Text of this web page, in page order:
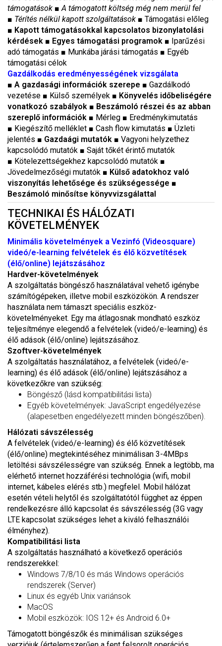
támogatások ■A támogatott költség még nem merül fel
■ Térítés nélkül kapott szolgáltatások ■ Támogatási előleg
■ Kapott támogatásokkal kapcsolatos bizonylatolási
kérdések ■ Egyes támogatási programok ■ Iparűzési
adó támogatás ■ Munkába járási támogatás ■ Egyéb
támogatási célok
Gazdálkodás eredményességének vizsgálata
■ A gazdasági információk szerepe ■ Gazdálkodó
vezetése ■ Külső személyek ■ Könyvelés időbeliségére
vonatkozó szabályok ■ Beszámoló részei és az abban
szereplő információk ■ Mérleg ■ Eredménykimutatás
■ Kiegészítő melléklet ■ Cash flow kimutatás ■ Üzleti
jelentés ■ Gazdaági mutatók ■ Vagyoni helyzethez
kapcsolódó mutatók ■ Saját tőkét érintő mutatók
■ Kötelezettségekhez kapcsolódó mutatók ■
Jövedelmezőségi mutatók ■ Külső adatokhoz való
viszonyítás lehetősége és szükségessége ■
Beszámoló minősítse könyvvizsgálattal
TECHNIKAI ÉS HÁLÓZATI
KÖVETELMÉNYEK
Minimális követelmények a Vezinfó (Videosquare)
videó/e-learning felvételek és élő közvetítések
(élő/online) lejátszásához
Hardver-követelmények
A szolgáltatás böngésző használatával vehető igénybe
számítógépeken, illetve mobil eszközökön. A rendszer
használata nem támaszt speciális eszköz-
követelményeket. Egy ma átlagosnak mondható eszköz
teljesítménye elegendő a felvételek (videó/e-learning) és
élő adások (élő/online) lejátszásához.
Szoftver-követelmények
A szolgáltatás használatához, a felvételek (videó/e-
learning) és élő adások (élő/online) lejátszásához a
következőkre van szükség:
Böngésző (lásd kompatibilitási lista)
Egyéb követelmények: JavaScript engedélyezése
(alapesetben engedélyezett minden böngészőben).
Hálózati sávszélesség
A felvételek (videó/e-learning) és élő közvetítések
(élő/online) megtekintéséhez minimálisan 3-4MBps
letöltési sávszélességre van szükség. Ennek a legtöbb, ma
elérhető internet hozzáférési technológia (wifi, mobil
internet, kábeles elérés stb.) megfelel. Mobil hálózat
esetén vételi helytől és szolgáltatótól függhet az éppen
rendelkezésre álló kapcsolat és sávszélesség (3G vagy
LTE kapcsolat szükséges lehet a kiváló felhasználói
élményhez).
Kompatibilitási lista
A szolgáltatás használható a következő operációs
rendszerekkel:
Windows 7/8/10 és más Windows operációs
rendszerek (Server)
Linux és egyéb Unix variánsok
MacOS
Mobil eszközök: IOS 12+ és Android 6.0+
Támogatott böngészők és minimálisan szükséges